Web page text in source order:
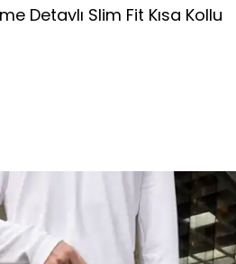
Keten Gömlek - Siyah